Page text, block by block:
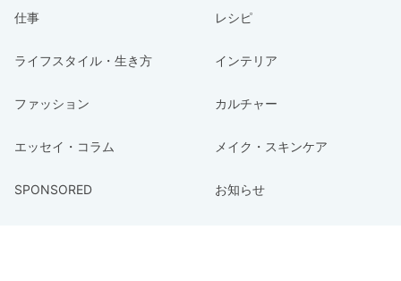
仕事 レシピ
ライフスタイル・生き方 インテリア
ファッション カルチャー
エッセイ・コラム メイク・スキンケア
SPONSORED お知らせ